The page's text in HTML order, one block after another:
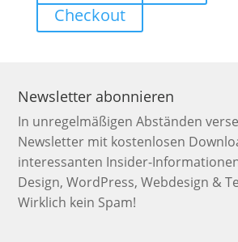
Checkout
Newsletter abonnieren
In unregelmäßigen Abständen
Newsletter mit kostenlosen
interessanten Insider-
Design, WordPress, Webdesign &
Wirklich kein Spam!